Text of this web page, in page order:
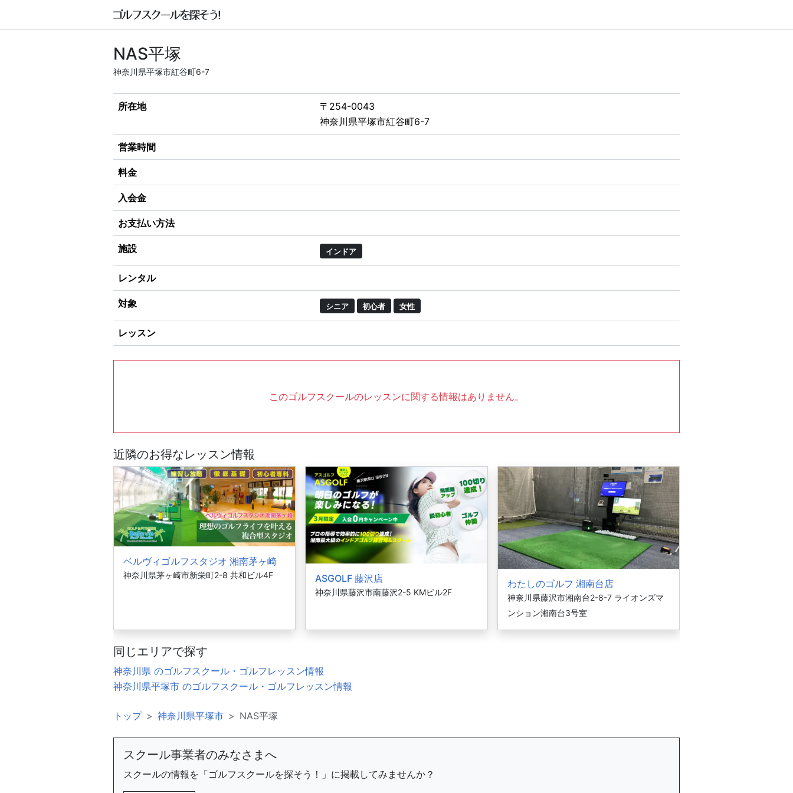
NAS平塚
神奈川県平塚市紅谷町6-7
所在地
〒254-0043
神奈川県平塚市紅谷町6-7
営業時間
料金
入会金
お支払い方法
施設 インドア
レンタル
対象 シニア 初心者 女性
レッスン
このゴルフスクールのレッスンに関する情報はありません。
近隣のお得なレッスン情報
ベルヴィゴルフスタジオ 湘南茅ヶ崎
神奈川県茅ヶ崎市新栄町2-8 共和ビル4F ASGOLF 藤沢店
神奈川県藤沢市南藤沢2-5 KMビル2F
わたしのゴルフ 湘南台店
神奈川県藤沢市湘南台2-8-7 ライオンズマ
ンション湘南台3号室
同じエリアで探す
神奈川県 のゴルフスクール・ゴルフレッスン情報
神奈川県平塚市 のゴルフスクール・ゴルフレッスン情報
トップ 神奈川県平塚市 NAS平塚
スクール事業者のみなさまへ
スクールの情報を「ゴルフスクールを探そう！」に掲載してみませんか？